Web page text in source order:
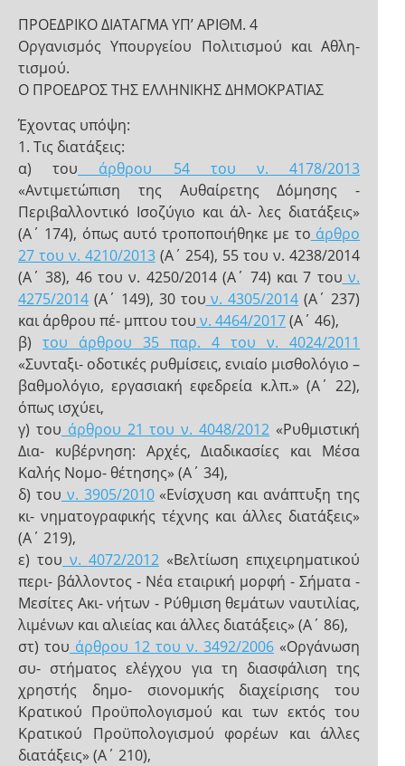
ΠΡΟΕΔΡΙΚΟ ΔΙΑΤΑΓΜΑ ΥΠ’ ΑΡΙΘΜ. 4
Οργανισμός Υπουργείου Πολιτισμού και Αθλη-
τισμού.
Ο ΠΡΟΕΔΡΟΣ ΤΗΣ ΕΛΛΗΝΙΚΗΣ ΔΗΜΟΚΡΑΤΙΑΣ
Έχοντας υπόψη:
1. Τις διατάξεις:
α) του άρθρου 54 του ν. 4178/2013
«Αντιμετώπιση της Αυθαίρετης Δόμησης -
Περιβαλλοντικό Ισοζύγιο και άλ- λες διατάξεις»
(Α΄ 174), όπως αυτό τροποποιήθηκε με το άρθρο
27 του ν. 4210/2013(Α΄ 254), 55 του ν. 4238/2014
(Α΄ 38), 46 του ν. 4250/2014 (Α΄ 74) και 7 του ν.
4275/2014 (Α΄ 149), 30 του ν. 4305/2014 (Α΄ 237)
και άρθρου πέ- μπτου του ν. 4464/2017(Α΄ 46),
β) του άρθρου 35 παρ. 4 του ν. 4024/2011
«Συνταξι- οδοτικές ρυθμίσεις, ενιαίο μισθολόγιο –
βαθμολόγιο, εργασιακή εφεδρεία κ.λπ.» (Α΄ 22),
όπως ισχύει,
γ) του άρθρου 21 του ν. 4048/2012 «Ρυθμιστική
Δια- κυβέρνηση: Αρχές, Διαδικασίες και Μέσα
Καλής Νομο- θέτησης» (Α΄ 34),
δ) του ν. 3905/2010«Ενίσχυση και ανάπτυξη της
κι- νηματογραφικής τέχνης και άλλες διατάξεις»
(Α΄ 219),
ε) του ν. 4072/2012 «Βελτίωση επιχειρηματικού
περι- βάλλοντος - Νέα εταιρική μορφή - Σήματα -
Μεσίτες Ακι- νήτων - Ρύθμιση θεμάτων ναυτιλίας,
λιμένων και αλιείας και άλλες διατάξεις» (Α΄ 86),
στ) του άρθρου 12 του ν. 3492/2006 «Οργάνωση
συ- στήματος ελέγχου για τη διασφάλιση της
χρηστής δημο- σιονομικής διαχείρισης του
Κρατικού Προϋπολογισμού και των εκτός του
Κρατικού Προϋπολογισμού φορέων και άλλες
διατάξεις» (Α΄ 210),